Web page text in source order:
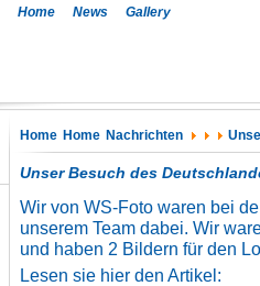
Home News Gallery
Home Home Nachrichten
Unser Besuch des
Wir von WS-Foto waren bei
unserem Team dabei. Wir
und haben 2 Bildern für den
Lesen sie hier den Artikel: